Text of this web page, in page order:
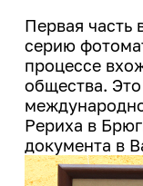
Личный
Личный
Первая часть
серию
процессе
общества.
Рериха в
документа в